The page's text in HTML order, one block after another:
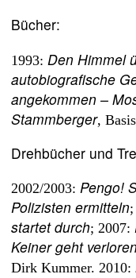
Bücher:
1993: Den Himmel
autobiografische
angekommen –
Stammberger,
Drehbücher und
2002/2003: Pengo!
Polizisten ermitteln;
startet durch; 2007:
Keiner geht
Dirk Kummer. 2010: